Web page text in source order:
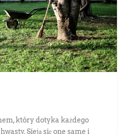
który dotyka każdego
Sieją się one same i